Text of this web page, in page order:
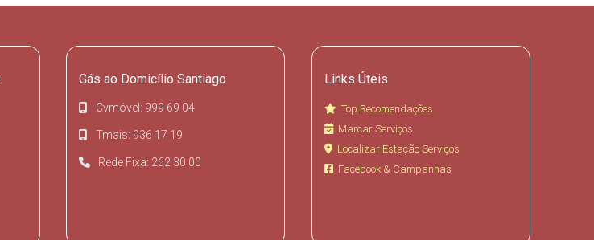
Gás ao Domicílio Santiago
Cvmóvel: 999 69 04
Tmais: 936 17 19
Rede Fixa: 262 30 00
Links Úteis
Top Recomendações
Marcar Serviços
Localizar Estação Serviços
Facebook & Campanhas